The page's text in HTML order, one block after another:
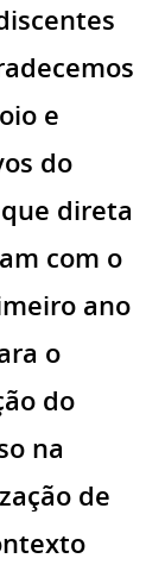
e
do
direta
com o
ano
o
do
na
de